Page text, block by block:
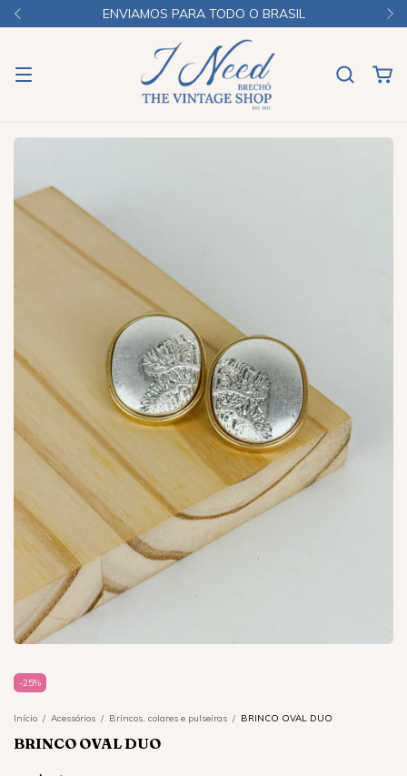
ENVIAMOS PARA TODO O BRASIL
-25%
Início / Acessórios / Brincos, colares e pulseiras / BRINCO OVAL DUO
BRINCO OVAL DUO